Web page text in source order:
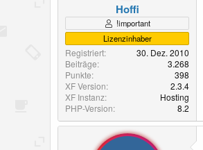
Hoffi
!important
Lizenzinhaber
Registriert
30. Dez. 2010
Beiträge
3.268
Punkte
398
XF Version
2.3.4
XF Instanz
Hosting
PHP-Version
8.2